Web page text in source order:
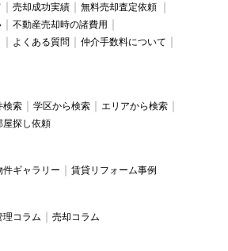
売却成功実績
無料売却査定依頼
不動産売却時の諸費用
よくある質問
仲介手数料について
検索 学区から検索
エリアから検索
屋探し依頼
件ギャラリー 賃貸リフォーム事例
理コラム 売却コラム